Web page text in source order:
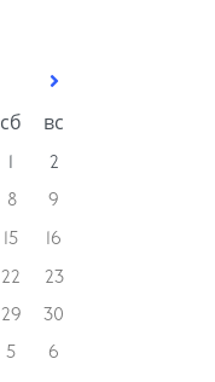
сб вс
1
2
8
9
15
16
22
23
29
30
5 6